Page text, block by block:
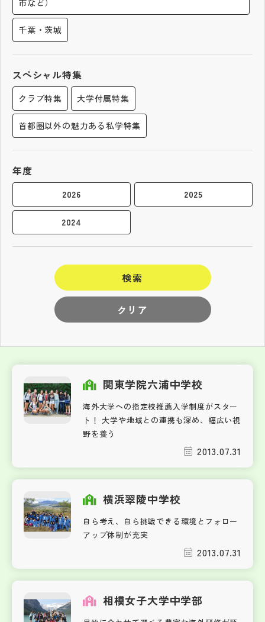
市など）
千葉・茨城
スペシャル特集
クラブ特集 大学付属特集
首都圏以外の魅力ある私学特集
年度
2026 2025
2024
クリア
検索
関東学院六浦中学校
海外大学への指定校推薦入学制度がスター
ト！ 大学や地域との連携も深め、幅広い視
野を養う
2013.07.31
横浜翠陵中学校
自ら考え、自ら挑戦できる環境とフォロー
アップ体制が充実
2013.07.31
相模女子大学中学部